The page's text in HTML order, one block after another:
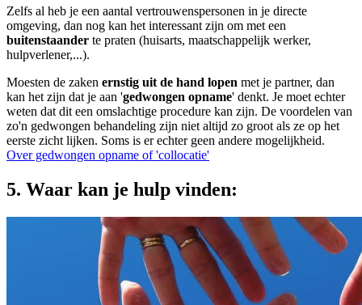
Zelfs al heb je een aantal vertrouwenspersonen in je directe
omgeving, dan nog kan het interessant zijn om met een
buitenstaander te praten (huisarts, maatschappelijk werker,
hulpverlener,...).
Moesten de zaken ernstig uit de hand lopen met je partner, dan
kan het zijn dat je aan 'gedwongen opname' denkt. Je moet echter
weten dat dit een omslachtige procedure kan zijn. De voordelen van
zo'n gedwongen behandeling zijn niet altijd zo groot als ze op het
eerste zicht lijken. Soms is er echter geen andere mogelijkheid.
Over gedwongen opname of 'collocatie'
5. Waar kan je hulp vinden: